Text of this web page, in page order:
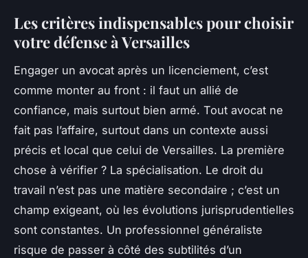
Les critères indispensables pour choisir
votre défense à Versailles
Engager un avocat après un licenciement, c’est
comme monter au front : il faut un allié de
confiance, mais surtout bien armé. Tout avocat ne
fait pas l’affaire, surtout dans un contexte aussi
précis et local que celui de Versailles. La première
chose à vérifier ? La spécialisation. Le droit du
travail n’est pas une matière secondaire ; c’est un
champ exigeant, où les évolutions jurisprudentielles
sont constantes. Un professionnel généraliste
risque de passer à côté des subtilités d’un